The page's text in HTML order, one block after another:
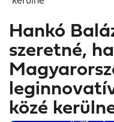
Hankó
szeretné,
közé